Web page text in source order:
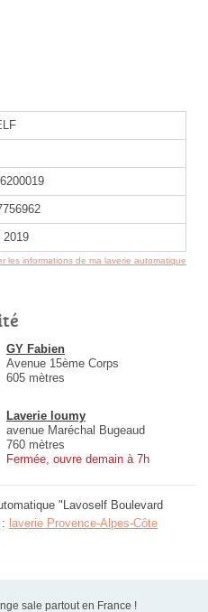
2019
les informations de ma laverie automatique
GY Fabien
Avenue 15ème Corps
605 mètres
Laverie loumy
avenue Maréchal Bugeaud
760 mètres
Fermée, ouvre demain à 7h
"Lavoself Boulevard
laverie Provence-Alpes-Côte
sale partout en France !